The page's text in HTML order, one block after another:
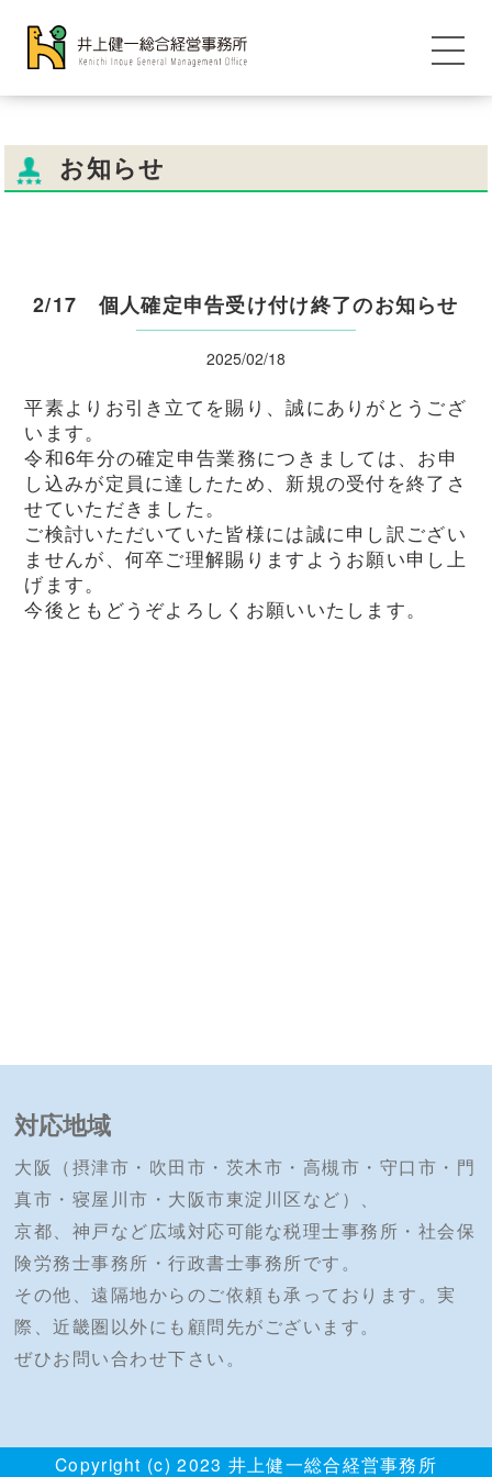
お知らせ
2/17 個人確定申告受け付け終了のお知らせ
2025/02/18
平素よりお引き立てを賜り、誠にありがとうござ
います。
令和6年分の確定申告業務につきましては、お申
し込みが定員に達したため、新規の受付を終了さ
せていただきました。
ご検討いただいていた皆様には誠に申し訳ござい
ませんが、何卒ご理解賜りますようお願い申し上
げます。
今後ともどうぞよろしくお願いいたします。
対応地域
大阪（摂津市・吹田市・茨木市・高槻市・守口市・門
真市・寝屋川市・大阪市東淀川区など）、
京都、神戸など広域対応可能な税理士事務所・社会保
険労務士事務所・行政書士事務所です。
その他、遠隔地からのご依頼も承っております。実
際、近畿圏以外にも顧問先がございます。
ぜひお問い合わせ下さい。
Copyright (c) 2023 井上健一総合経営事務所